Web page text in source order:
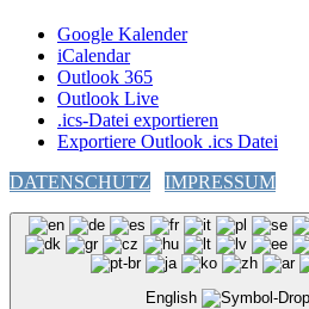
Google Kalender
iCalendar
Outlook 365
Outlook Live
.ics-Datei exportieren
Exportiere Outlook .ics Datei
DATENSCHUTZ
IMPRESSUM
English